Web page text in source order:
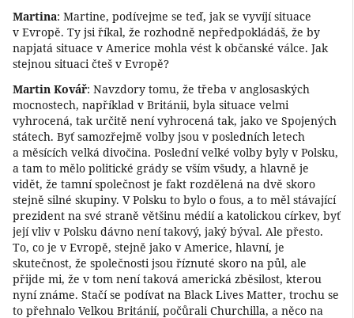
Martina: Martine, podívejme se teď, jak se vyvíjí situace
v Evropě. Ty jsi říkal, že rozhodně nepředpokládáš, že by
napjatá situace v Americe mohla vést k občanské válce. Jak
stejnou situaci čteš v Evropě?
Martin Kovář: Navzdory tomu, že třeba v anglosaských
mocnostech, například v Británii, byla situace velmi
vyhrocená, tak určitě není vyhrocená tak, jako ve Spojených
státech. Byť samozřejmě volby jsou v posledních letech
a měsících velká divočina. Poslední velké volby byly v Polsku,
a tam to mělo politické grády se vším všudy, a hlavně je
vidět, že tamní společnost je fakt rozdělená na dvě skoro
stejně silné skupiny. V Polsku to bylo o fous, a to měl stávající
prezident na své straně většinu médií a katolickou církev, byť
její vliv v Polsku dávno není takový, jaký býval. Ale přesto.
To, co je v Evropě, stejně jako v Americe, hlavní, je
skutečnost, že společnosti jsou říznuté skoro na půl, ale
přijde mi, že v tom není taková americká zběsilost, kterou
nyní známe. Stačí se podívat na Black Lives Matter, trochu se
to přehnalo Velkou Británií, počůrali Churchilla, a něco na